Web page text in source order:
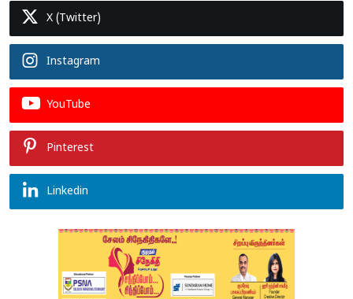
X (Twitter)
Instagram
YouTube
Pinterest
Linkedin